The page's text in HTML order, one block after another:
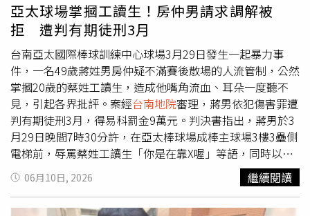
方式處理感情糾紛，對被害人施以恐嚇及強制行為，造成對
方身心受創，法治觀念不足；不過考量其犯後坦承犯行，已
與被害人達成和解並取得原諒，因此依恐嚇取財未遂罪判處
4個月徒刑、強制罪判處2個月徒刑，合併應執行5個月徒
刑，得易科罰金，並宣告緩刑2年，期間須接受2場法治教育
及付保護管束。
亞太球場掌摑工讀生！房仲男請求調解被
拒 遭判有期徒刑3月
台南亞太國際棒球訓練中心球場3月29日發生一起暴力事
件，一名49歲蔣姓男房仲疑不滿賽後散場的人流管制，公然
掌摑20歲的蔡姓工讀生，造成他嘴角流血、耳朵一度聽不
見，引起各界批評。案經台南地院審理，蔣男依犯傷害罪遭
判有期徒刑3月，得易科罰金9萬元。判決書指出，蔣男於3
月29日晚間7時30分許，在亞太棒球場成棒主球場3樓3壘側
電梯前，辱罵蔡姓工讀生「你是在靠X喔」等語，同時以右
手賞對方巴掌，導致蔡姓工讀生左臉挫傷、頭暈及左口腔黏
膜擦傷。案經台南警三分局移送偵辦，台南地檢署5月4日偵
結，依傷害罪及公然侮辱罪對蔣男起訴。案經台南地院審
06月10日, 2026 繼續閱讀